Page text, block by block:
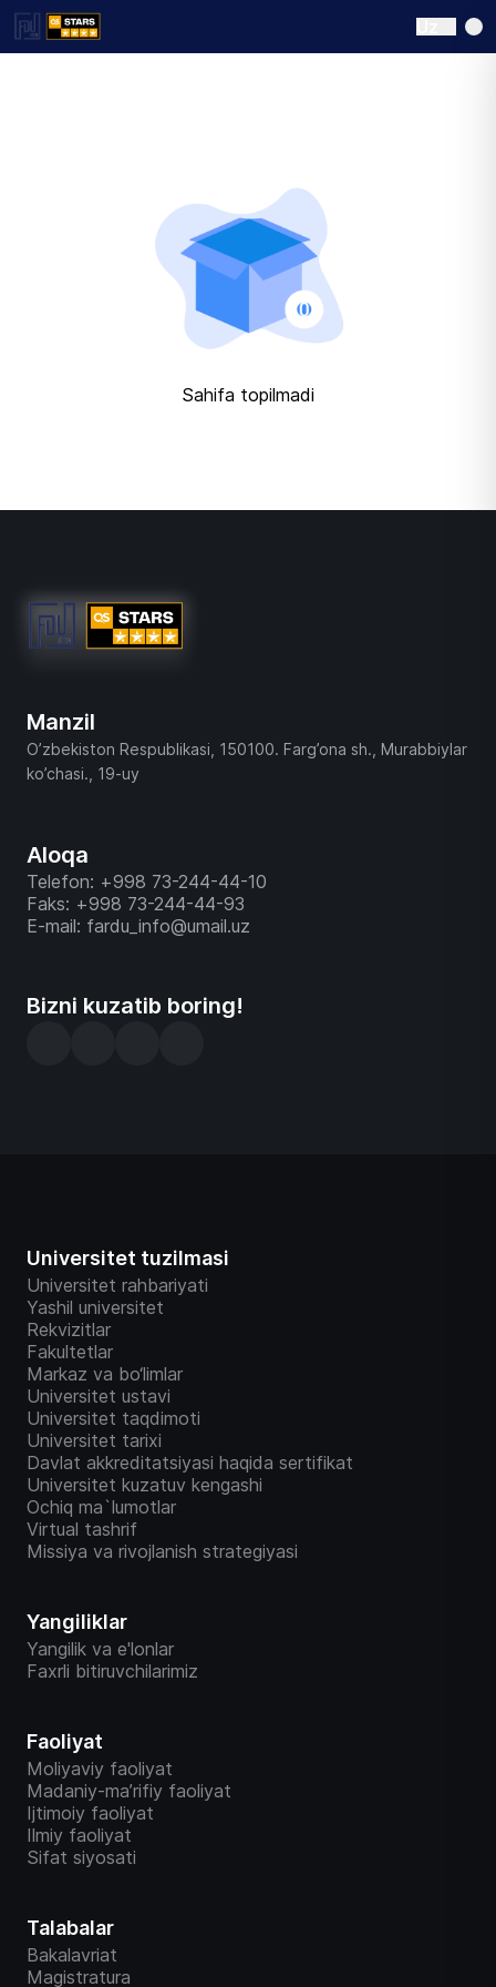
Sahifa topilmadi
Manzil
O’zbekiston Respublikasi, 150100. Farg’ona sh., Murabbiylar
ko’chasi., 19-uy
Aloqa
Telefon: +998 73-244-44-10
Faks: +998 73-244-44-93
E-mail: fardu_info@umail.uz
Bizni kuzatib boring!
Universitet tuzilmasi
Universitet rahbariyati
Yashil universitet
Rekvizitlar
Fakultetlar
Markaz va bo‘limlar
Universitet ustavi
Universitet taqdimoti
Universitet tarixi
Davlat akkreditatsiyasi haqida sertifikat
Universitet kuzatuv kengashi
Ochiq ma`lumotlar
Virtual tashrif
Missiya va rivojlanish strategiyasi
Yangiliklar
Yangilik va e'lonlar
Faxrli bitiruvchilarimiz
Faoliyat
Moliyaviy faoliyat
Madaniy-ma’rifiy faoliyat
Ijtimoiy faoliyat
Ilmiy faoliyat
Sifat siyosati
Talabalar
Bakalavriat
Magistratura